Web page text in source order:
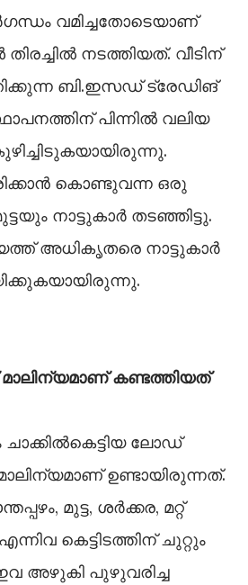
വമിച്ചതോടെയാണ്
നടത്തിയത്. വീടിന്
ബി.ഇസഡ് ട്രേഡിങ്
പിന്നില്‍ വലിയ
കൊണ്ടുവന്ന ഒരു
നാട്ടുകാർ തടഞ്ഞിട്ടു.
അധികൃതരെ നാട്ടുകാർ
കണ്ടത്തിയത്
ചാക്കില്‍കെട്ടിയ ലോഡ്
ഉണ്ടായിരുന്നത്.
മുട്ട, ശർക്കര, മറ്റ്
കെട്ടിടത്തിന് ചുറ്റും
അഴുകി പുഴുവരിച്ച